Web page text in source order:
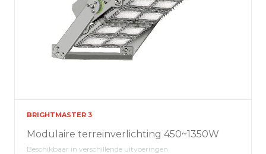
BRIGHTMASTER 3
Modulaire terreinverlichting 450~1350W
Beschikbaar in verschillende uitvoeringen